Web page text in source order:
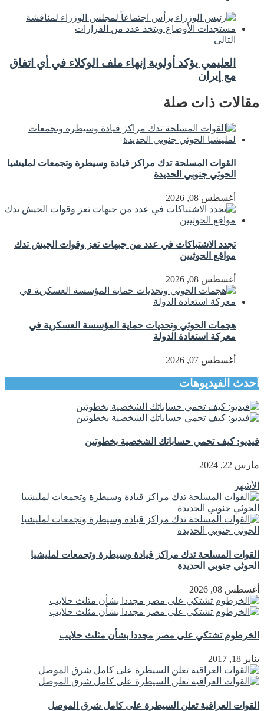
التالى
العليمي يؤكد أولوية إنهاء ملف الوكلاء في أي اتفاق
مع إيران
مقالات ذات صلة
القوات المسلحة تدك مراكز قيادة وسيطرة وتجمعات لمليشيا
الحوثي جنوبي الحديدة
أغسطس 08, 2026
تجدد الاشتباكات في عدد من جبهات تعز وقوات الجيش تدك
مواقع الحوثيين
أغسطس 08, 2026
هجمات الحوثي وتحديات حماية المؤسسة العسكرية في
معركة استعادة الدولة
أغسطس 07, 2026
أحدث الفيديوهات
فيديو: كيف تحمي حساباتك الشخصية بخطوتين
مارس 22, 2024
الأشهر
القوات المسلحة تدك مراكز قيادة وسيطرة وتجمعات لمليشيا
الحوثي جنوبي الحديدة
أغسطس 08, 2026
الخرطوم تشتكي على مصر مجددا بشأن مثلث حلايب
يناير 18, 2017
القوات العراقية تعلن السيطرة على كامل شرق الموصل